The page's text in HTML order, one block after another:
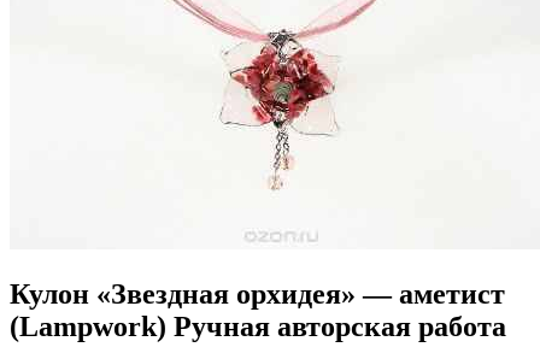
Кулон «Звездная орхидея» — аметист
(Lampwork) Ручная авторская работа